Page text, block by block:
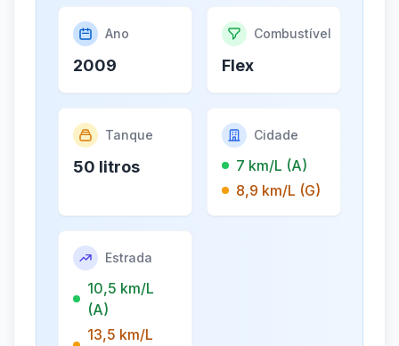
Ano
2009
Combustível
Flex
Tanque
50 litros
Cidade
7 km/L (A)
8,9 km/L (G)
Estrada
10,5 km/L
(A)
13,5 km/L